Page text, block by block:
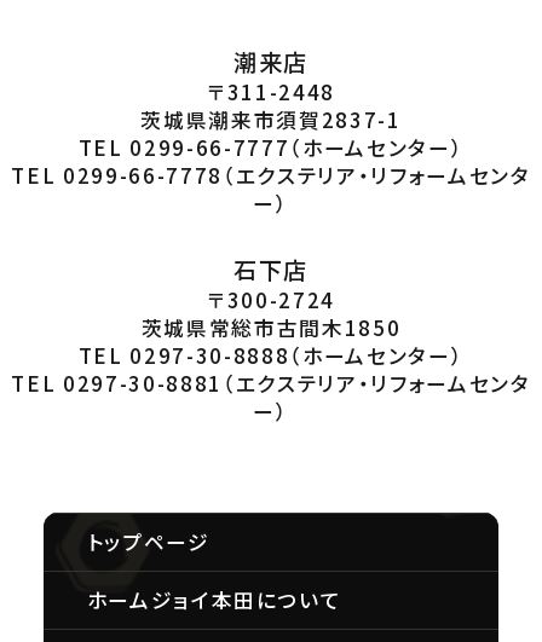
潮来店
〒311-2448
茨城県潮来市須賀2837-1
TEL 0299-66-7777 （ホームセンター）
TEL 0299-66-7778 （エクステリア・リフォームセンタ
ー）
石下店
〒300-2724
茨城県常総市古間木1850
TEL 0297-30-8888 （ホームセンター）
TEL 0297-30-8881 （エクステリア・リフォームセンタ
ー）
トップページ
ホームジョイ本田について